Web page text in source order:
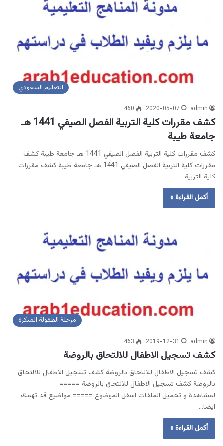
التعليم السعودي
admin
2020-05-07
460
كشف مقررات كلية التربية الفصل الصيفي 1441 هـ
جامعة طيبة
كشف مقررات كلية التربية الفصل الصيفي 1441 هـ جامعة طيبة كشف
مقررات كلية التربية الفصل الصيفي 1441 هـ جامعة طيبة كشف مقررات
كلية التربية…
أكمل القراءة »
مرحلة الطفولة المبكرة
admin
2019-12-31
463
كشف تسجيل الاطفال للالتحاق بالروضة
كشف تسجيل الاطفال للالتحاق بالروضة كشف تسجيل الاطفال للالتحاق
بالروضة كشف تسجيل الاطفال للالتحاق بالروضة =====
لمشاهدة و تحميل الملفات اسفل الموضوع ===== مواضيع قد تهمك
ايضا…
أكمل القراءة »